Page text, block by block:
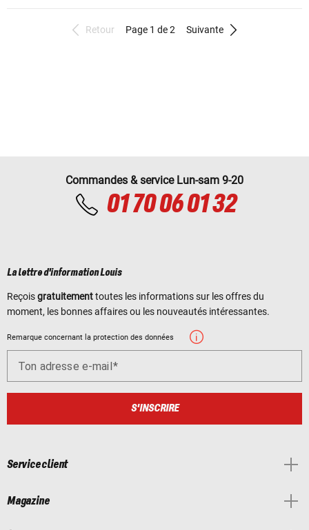
Retour Page 1 de 2 Suivante
Commandes & service Lun-sam 9-20
01 70 06 01 32
La lettre d'information Louis
Reçoisgratuitementtoutes les informations sur les offres du
moment, les bonnes affaires ou les nouveautés intéressantes.
Remarque concernant la protection des données
Ton adresse e-mail
S'INSCRIRE
Service client
Magazine